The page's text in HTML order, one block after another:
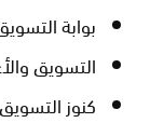
بوابة
التسويق
كنوز